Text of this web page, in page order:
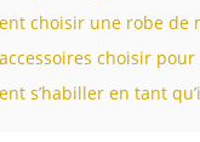
choisir une robe de
choisir
s’habiller en tant